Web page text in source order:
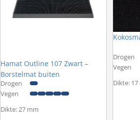
Bestseller
Hamat Outline 107 Zwart –
Borstelmat buiten
Drogen
Vegen
Dikte: 27 mm
Drogen
Vegen
Dikte: